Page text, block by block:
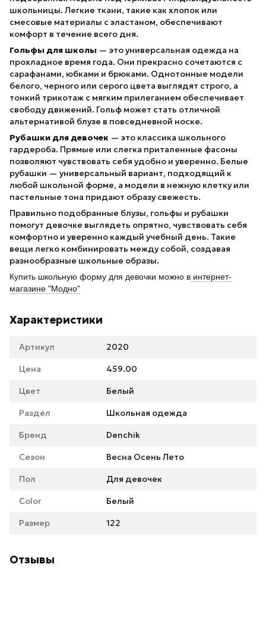
школьницы. Легкие ткани, такие как хлопок или
смесовые материалы с эластаном, обеспечивают
комфорт в течение всего дня.
Гольфы для школы — это универсальная одежда на
прохладное время года. Они прекрасно сочетаются с
сарафанами, юбками и брюками. Однотонные модели
белого, черного или серого цвета выглядят строго, а
тонкий трикотаж с мягким прилеганием обеспечивает
свободу движений. Гольф может стать отличной
альтернативой блузе в повседневной носке.
Рубашки для девочек — это классика школьного
гардероба. Прямые или слегка приталенные фасоны
позволяют чувствовать себя удобно и уверенно. Белые
рубашки — универсальный вариант, подходящий к
любой школьной форме, а модели в нежную клетку или
пастельные тона придают образу свежесть.
Правильно подобранные блузы, гольфы и рубашки
помогут девочке выглядеть опрятно, чувствовать себя
комфортно и уверенно каждый учебный день. Такие
вещи легко комбинировать между собой, создавая
разнообразные школьные образы.
Купить школьную форму для девочки можно в интернет-
магазине "Модно"
Характеристики
Артикул 2020
Цена 459.00
Цвет Белый
Раздел Школьная одежда
Бренд Denchik
Сезон Весна Осень Лето
Пол Для девочек
Color Белый
Размер 122
Отзывы